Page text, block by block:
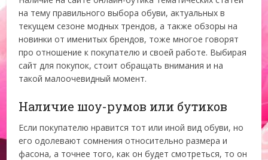
на тему правильного выбора обуви, актуальных в
текущем сезоне модных трендов, а также обзоры на
новинки от именитых брендов, тоже многое говорят
про отношение к покупателю и своей работе. Выбирая
сайт для покупок, стоит обращать внимания и на
такой малоочевидный момент.
Наличие шоу-румов или бутиков
Если покупателю нравится тот или иной вид обуви, но
его одолевают сомнения относительно размера и
фасона, а точнее того, как он будет смотреться, то он